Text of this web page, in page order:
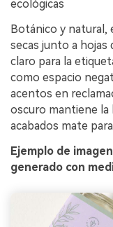
ecológicas
Botánico y natural,
secas junto a hojas
claro para la
como espacio
acentos en
oscuro mantiene la
acabados mate
Ejemplo de
generado con